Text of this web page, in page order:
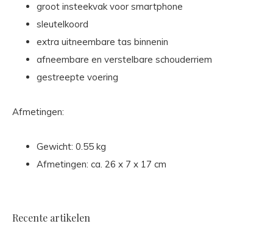
groot insteekvak voor smartphone
sleutelkoord
extra uitneembare tas binnenin
afneembare en verstelbare schouderriem
gestreepte voering
Afmetingen:
Gewicht: 0.55 kg
Afmetingen: ca. 26 x 7 x 17 cm
Recente artikelen